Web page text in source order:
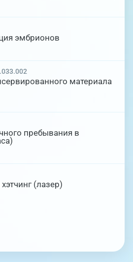
эмбрионов
материала
пребывания в
(лазер)